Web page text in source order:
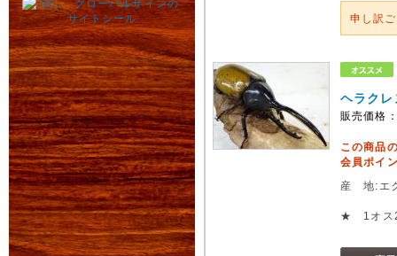
申し訳
ヘラク
販売価格
この商品
会員ポイ
産 地:エ
★ 1オス